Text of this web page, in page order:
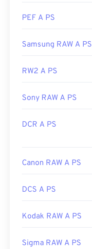
PEF A PS
Samsung RAW A PS
RW2 A PS
Sony RAW A PS
DCR A PS
Canon RAW A PS
DCS A PS
Kodak RAW A PS
Sigma RAW A PS